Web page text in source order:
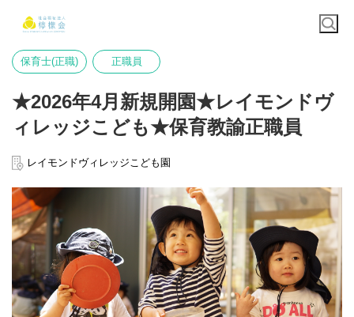
保育士(正職) 正職員
★2026年4月新規開園★レイモンドヴ
ィレッジこども★保育教諭正職員
レイモンドヴィレッジこども園